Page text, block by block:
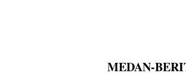
MEDAN-